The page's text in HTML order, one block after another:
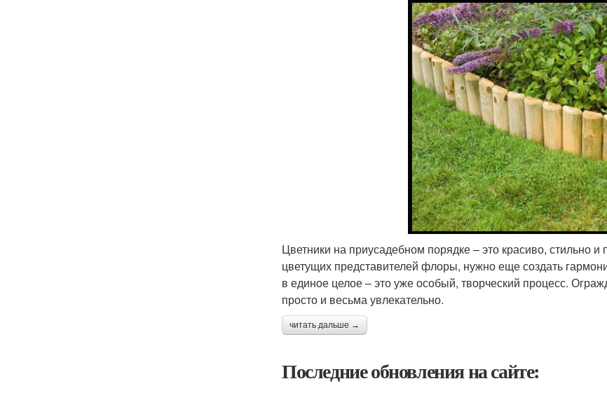
Цветники на приусадебном порядке – это красиво, стильно
цветущих представителей флоры, нужно еще создать
в единое целое – это уже особый, творческий процесс.
просто и весьма увлекательно.
читать дальше →
Последние обновления на сайте: